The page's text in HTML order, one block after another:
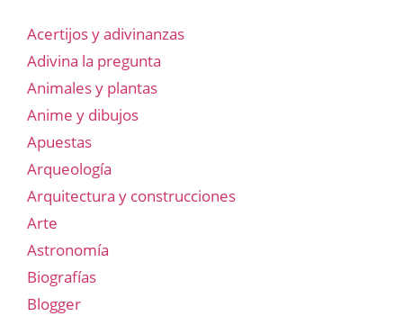
Acertijos y adivinanzas
Adivina la pregunta
Animales y plantas
Anime y dibujos
Apuestas
Arqueología
Arquitectura y construcciones
Arte
Astronomía
Biografías
Blogger